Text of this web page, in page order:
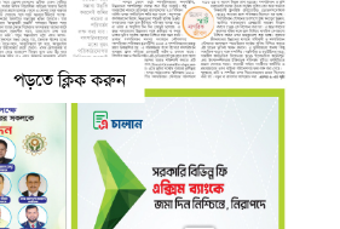
পড়তে ক্লিক করুন